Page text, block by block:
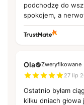
podchodzę do
spokojem, a
Ola
Zweryfikowane
27 lip
Ostatnio byłam
kilku dniach